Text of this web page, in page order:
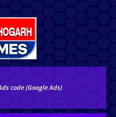
code (Google Ads)